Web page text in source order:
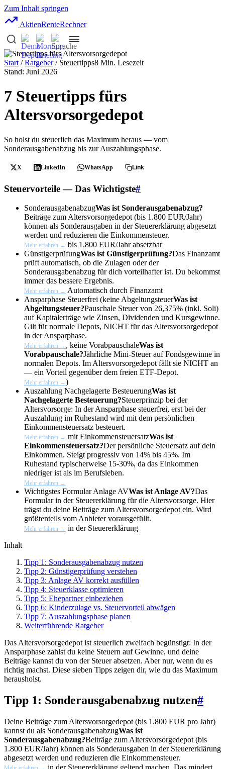
Zum Inhalt springen
AktienRenteRechner
Start /Ratgeber/ Steuertipps8 Min. Lesezeit
Stand: Juni 2026
7 Steuertipps fürs
Altersvorsorgedepot
So holst du steuerlich das Maximum heraus — vom
Sonderausgabenabzug bis zur Auszahlungsphase.
X LinkedIn WhatsApp Link
Steuervorteile — Das Wichtigste#
SonderausgabenabzugWas ist Sonderausgabenabzug?
Beiträge zum Altersvorsorgedepot (bis 1.800 EUR/Jahr)
können als Sonderausgaben in der Steuererklärung abgesetzt
werden und reduzieren die Einkommensteuer.
Mehr erfahren → bis 1.800 EUR/Jahr absetzbar
GünstigerprüfungWas ist Günstigerprüfung?Das Finanzamt
prüft automatisch, ob die Zulagen oder der
Sonderausgabenabzug für dich vorteilhafter ist. Du bekommst
immer das bessere Ergebnis.
Mehr erfahren → Automatisch durch Finanzamt
Ansparphase Steuerfrei (keine AbgeltungsteuerWas ist
Abgeltungsteuer?Pauschale Steuer von 26,375% (inkl. Soli)
auf Kapitalerträge wie Zinsen, Dividenden und Kursgewinne.
Gilt für normale Depots, NICHT für das Altersvorsorgedepot
in der Ansparphase.
Mehr erfahren → , keine VorabpauschaleWas ist
Vorabpauschale?Jährliche Mini-Steuer auf Fondsgewinne in
normalen Depots. Im Altersvorsorgedepot fällt sie NICHT an
— ein Vorteil gegenüber dem freien ETF-Depot.
Mehr erfahren →)
Auszahlung Nachgelagerte BesteuerungWas ist
Nachgelagerte Besteuerung?Steuerprinzip bei der
Altersvorsorge: In der Ansparphase steuerfrei, erst bei der
Auszahlung im Ruhestand wird mit dem persönlichen
Einkommensteuersatz besteuert.
Mehr erfahren → mit EinkommensteuersatzWas ist
Einkommensteuersatz?Der persönliche Steuersatz auf dein
Einkommen. Steigt progressiv von 14% bis 45%. Im
Ruhestand typischerweise 15-30%, da das Einkommen
niedriger ist als im Berufsleben.
Mehr erfahren →
Wichtigstes FormularAnlage AVWas ist Anlage AV?Das
Formular in der Steuererklärung für die Altersvorsorge. Hier
trägst du deine Beiträge zum Altersvorsorgedepot ein. Wird
größtenteils vom Anbieter vorausgefüllt.
Mehr erfahren → in der Steuererklärung
Inhalt
Tipp 1: Sonderausgabenabzug nutzen
Tipp 2: Günstigerprüfung verstehen
Tipp 3: Anlage AV korrekt ausfüllen
Tipp 4: Steuerklasse optimieren
Tipp 5: Ehepartner einbeziehen
Tipp 6: Kinderzulage vs. Steuervorteil abwägen
Tipp 7: Auszahlungsphase planen
Weiterführende Ratgeber
Das Altersvorsorgedepot ist steuerlich zweifach begünstigt: In der
Ansparphase zahlst du keine Steuern auf Gewinne, und deine
Beiträge kannst du von der Steuer absetzen. Aber nur, wenn du es
richtig machst. Diese sieben Tipps zeigen dir, wie du das Maximum
herausholst.
Tipp 1: Sonderausgabenabzug nutzen#
Deine Beiträge zum Altersvorsorgedepot (bis 1.800 EUR pro Jahr)
kannst du als SonderausgabenabzugWas ist
Sonderausgabenabzug?Beiträge zum Altersvorsorgedepot (bis
1.800 EUR/Jahr) können als Sonderausgaben in der Steuererklärung
abgesetzt werden und reduzieren die Einkommensteuer.